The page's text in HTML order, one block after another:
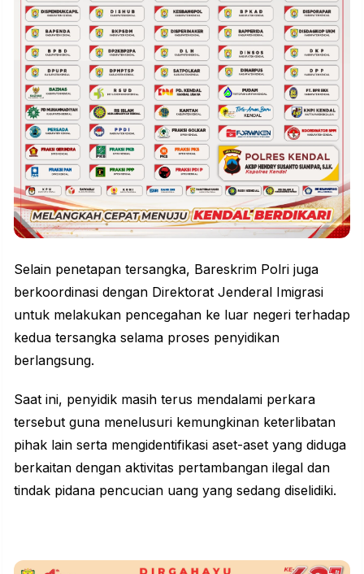
Selain penetapan tersangka, Bareskrim Polri juga
berkoordinasi dengan Direktorat Jenderal Imigrasi
untuk melakukan pencegahan ke luar negeri terhadap
kedua tersangka selama proses penyidikan
berlangsung.
Saat ini, penyidik masih terus mendalami perkara
tersebut guna menelusuri kemungkinan keterlibatan
pihak lain serta mengidentifikasi aset-aset yang diduga
berkaitan dengan aktivitas pertambangan ilegal dan
tindak pidana pencucian uang yang sedang diselidiki.